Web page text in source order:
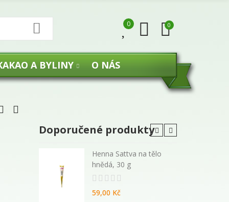
0 0
A BYLINY O NÁS
Doporučené produkty
Henna Sattva na tělo
hnědá, 30 g
59,00 Kč